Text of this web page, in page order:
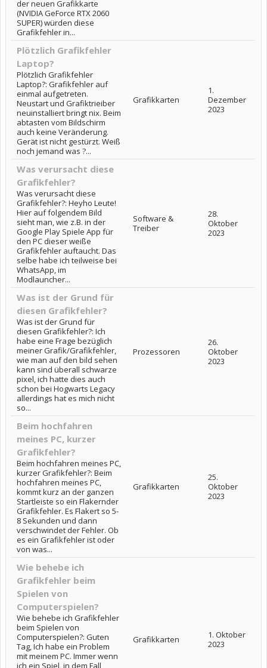
der neuen Grafikkarte
(NVIDIA GeForce RTX 2060
SUPER) würden diese
Grafikfehler in...
Plötzlich Grafikfehler
Laptop?
Plötzlich Grafikfehler
Laptop?: Grafikfehler auf
einmal aufgetreten.
Neustart und Grafiktrieiber
neuinstalliert bringt nix. Beim
abtasten vom Bildschirm
auch keine Veränderung.
Gerät ist nicht gestürzt. Weiß
noch jemand was ?...
Grafikkarten
1.
Dezember
2023
Was verursacht diese
Grafikfehler?
Was verursacht diese
Grafikfehler?: Heyho Leute!
Hier auf folgendem Bild
sieht man, wie z.B. in der
Google Play Spiele App für
den PC dieser weiße
Grafikfehler auftaucht. Das
selbe habe ich teilweise bei
WhatsApp, im
Modlauncher...
Software &
Treiber
28.
Oktober
2023
Was ist der Grund für
diesen Grafikfehler?
Was ist der Grund für
diesen Grafikfehler?: Ich
habe eine Frage bezüglich
meiner Grafik/Grafikfehler,
wie man auf den bild sehen
kann sind überall schwarze
pixel, ich hatte dies auch
schon bei Hogwarts Legacy
allerdings hat es mich nicht
so...
Prozessoren
26.
Oktober
2023
Beim hochfahren
meines PC, kurzer
Grafikfehler?
Beim hochfahren meines PC,
kurzer Grafikfehler?: Beim
hochfahren meines PC,
kommt kurz an der ganzen
Startleiste so ein Flakernder
Grafikfehler. Es Flakert so 5-
8 Sekunden und dann
verschwindet der Fehler. Ob
es ein Grafikfehler ist oder
von was...
Grafikkarten
25.
Oktober
2023
Wie behebe ich
Grafikfehler beim
Spielen von
Computerspielen?
Wie behebe ich Grafikfehler
beim Spielen von
Computerspielen?: Guten
Tag, Ich habe ein Problem
mit meinem PC. Immer wenn
ich ein Spiel, in dem Fall
Grafikkarten
1. Oktober
2023